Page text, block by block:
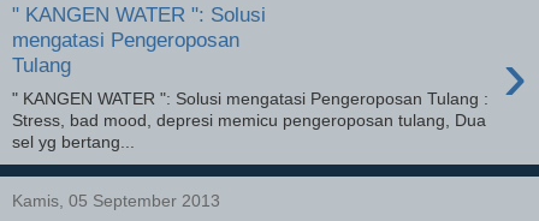
" KANGEN WATER ": Solusi
mengatasi Pengeroposan
Tulang
›
" KANGEN WATER ": Solusi mengatasi Pengeroposan Tulang :
Stress, bad mood, depresi memicu pengeroposan tulang, Dua
sel yg bertang...
Kamis, 05 September 2013